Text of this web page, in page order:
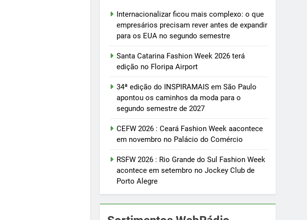
Internacionalizar ficou mais complexo: o que
empresários precisam rever antes de expandir
para os EUA no segundo semestre
Santa Catarina Fashion Week 2026 terá
edição no Floripa Airport
34ª edição do INSPIRAMAIS em São Paulo
apontou os caminhos da moda para o
segundo semestre de 2027
CEFW 2026 : Ceará Fashion Week aacontece
em novembro no Palácio do Comércio
RSFW 2026 : Rio Grande do Sul Fashion Week
acontece em setembro no Jockey Club de
Porto Alegre